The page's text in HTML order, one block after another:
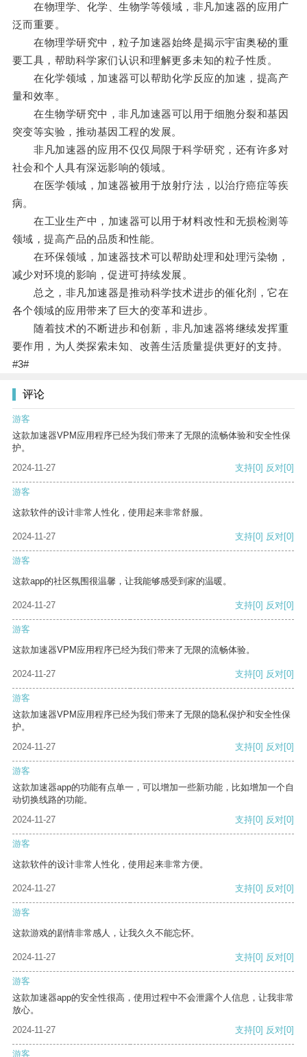
在物理学、化学、生物学等领域，非凡加速器的应用广
泛而重要。
在物理学研究中，粒子加速器始终是揭示宇宙奥秘的重
要工具，帮助科学家们认识和理解更多未知的粒子性质。
在化学领域，加速器可以帮助化学反应的加速，提高产
量和效率。
在生物学研究中，非凡加速器可以用于细胞分裂和基因
突变等实验，推动基因工程的发展。
非凡加速器的应用不仅仅局限于科学研究，还有许多对
社会和个人具有深远影响的领域。
在医学领域，加速器被用于放射疗法，以治疗癌症等疾
病。
在工业生产中，加速器可以用于材料改性和无损检测等
领域，提高产品的品质和性能。
在环保领域，加速器技术可以帮助处理和处理污染物，
减少对环境的影响，促进可持续发展。
总之，非凡加速器是推动科学技术进步的催化剂，它在
各个领域的应用带来了巨大的变革和进步。
随着技术的不断进步和创新，非凡加速器将继续发挥重
要作用，为人类探索未知、改善生活质量提供更好的支持。
#3#
评论
游客
这款加速器VPM应用程序已经为我们带来了无限的流畅体验和安全性保
护。
2024-11-27
支持[0] 反对[0]
游客
这款软件的设计非常人性化，使用起来非常舒服。
2024-11-27 支持[0] 反对[0]
游客
这款app的社区氛围很温馨，让我能够感受到家的温暖。
2024-11-27 支持[0] 反对[0]
游客
这款加速器VPM应用程序已经为我们带来了无限的流畅体验。
2024-11-27 支持[0] 反对[0]
游客
这款加速器VPM应用程序已经为我们带来了无限的隐私保护和安全性保
护。
2024-11-27
支持[0] 反对[0]
游客
这款加速器app的功能有点单一，可以增加一些新功能，比如增加一个自
动切换线路的功能。
2024-11-27
支持[0] 反对[0]
游客
这款软件的设计非常人性化，使用起来非常方便。
2024-11-27 支持[0] 反对[0]
游客
这款游戏的剧情非常感人，让我久久不能忘怀。
2024-11-27 支持[0] 反对[0]
游客
这款加速器app的安全性很高，使用过程中不会泄露个人信息，让我非常
放心。
2024-11-27
支持[0] 反对[0]
游客